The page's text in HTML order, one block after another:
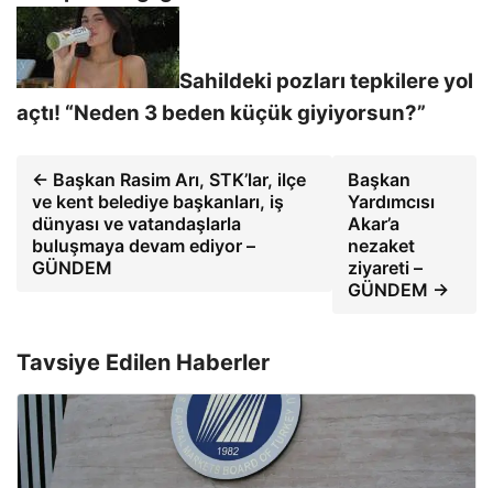
Sahildeki pozları tepkilere yol
açtı! “Neden 3 beden küçük giyiyorsun?”
← Başkan Rasim Arı, STK’lar, ilçe
ve kent belediye başkanları, iş
dünyası ve vatandaşlarla
buluşmaya devam ediyor –
GÜNDEM
Başkan
Yardımcısı
Akar’a
nezaket
ziyareti –
GÜNDEM →
Tavsiye Edilen Haberler